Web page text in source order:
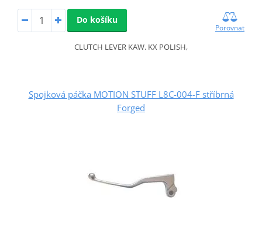
Do košíku
Porovnat
CLUTCH LEVER KAW. KX POLISH,
Spojková páčka MOTION STUFF L8C-004-F stříbrná
Forged